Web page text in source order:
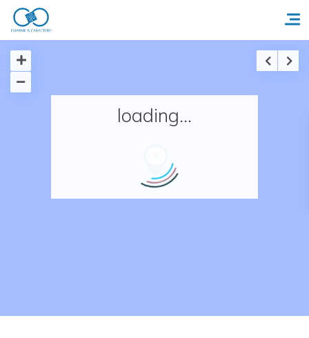
Accueil
Nos adresses en France
loading...